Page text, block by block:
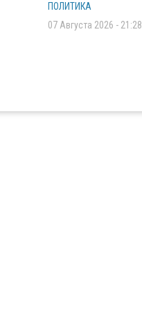
ПОЛИТИКА
07 Августа 2026 - 21:28